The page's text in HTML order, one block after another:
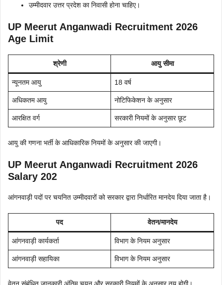
उम्मीदवार उत्तर प्रदेश का निवासी होना चाहिए।
UP Meerut Anganwadi Recruitment 2026
Age Limit
श्रेणी आयु सीमा
न्यूनतम आयु 18 वर्ष
अधिकतम आयु नोटिफिकेशन के अनुसार
आरक्षित वर्ग सरकारी नियमों के अनुसार छूट
आयु की गणना भर्ती के आधिकारिक नियमों के अनुसार की जाएगी।
UP Meerut Anganwadi Recruitment 2026
Salary 202
आंगनवाड़ी पदों पर चयनित उम्मीदवारों को सरकार द्वारा निर्धारित मानदेय दिया जाता है।
पद वेतन/मानदेय
आंगनवाड़ी कार्यकर्ता विभाग के नियम अनुसार
आंगनवाड़ी सहायिका विभाग के नियम अनुसार